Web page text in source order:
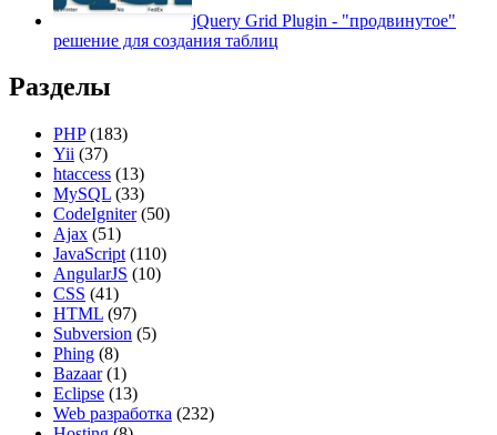
jQuery Grid Plugin - "продвинутое"
решение для создания таблиц
Разделы
PHP(183)
Yii (37)
htaccess (13)
MySQL (33)
CodeIgniter(50)
Ajax (51)
JavaScript (110)
AngularJS (10)
CSS (41)
HTML (97)
Subversion (5)
Phing (8)
Bazaar(1)
Eclipse (13)
Web разработка (232)